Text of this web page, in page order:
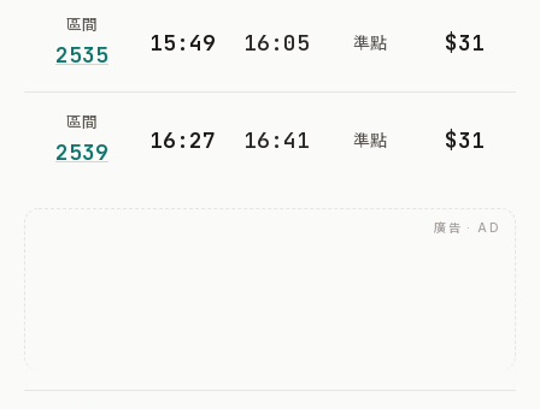
區間
2535 15:49 16:05 準點 $31
區間
2539 16:27 16:41 準點 $31
廣告 · AD